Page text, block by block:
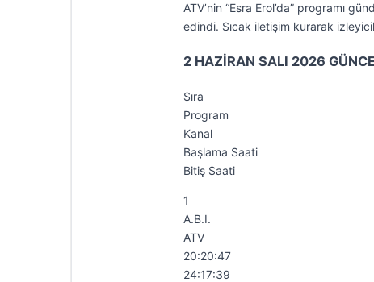
ATV’nin “Esra Erol’da” programı
edindi. Sıcak iletişim kurarak
2 HAZİRAN SALI 2026
Sıra
Program
Kanal
Başlama Saati
Bitiş Saati
1
A.B.I.
ATV
20:20:47
24:17:39